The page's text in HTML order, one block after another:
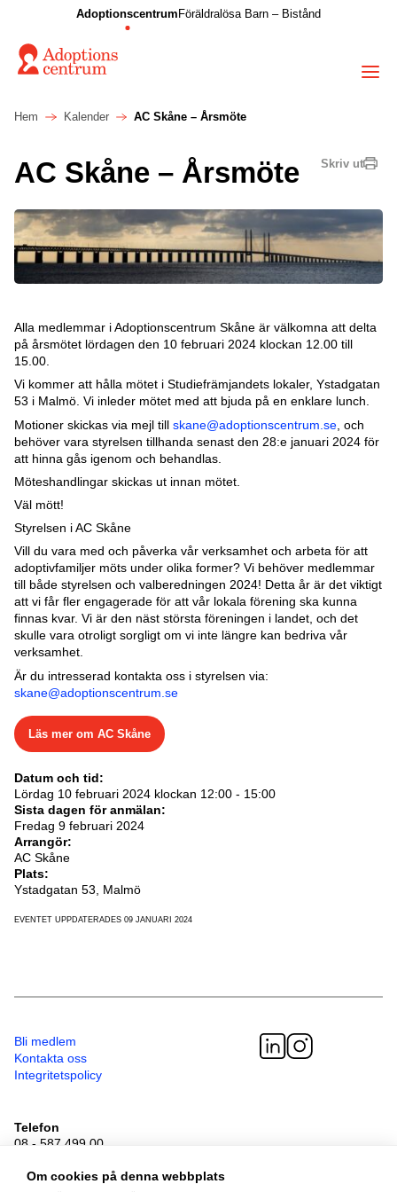
Adoptionscentrum Föräldralösa Barn – Bistånd
Hem Kalender AC Skåne – Årsmöte
Skriv ut
AC Skåne – Årsmöte
Alla medlemmar i Adoptionscentrum Skåne är välkomna att delta
på årsmötet lördagen den 10 februari 2024 klockan 12.00 till
15.00.
Vi kommer att hålla mötet i Studiefrämjandets lokaler, Ystadgatan
53 i Malmö. Vi inleder mötet med att bjuda på en enklare lunch.
Motioner skickas via mejl till skane@adoptionscentrum.se , och
behöver vara styrelsen tillhanda senast den 28:e januari 2024 för
att hinna gås igenom och behandlas.
Möteshandlingar skickas ut innan mötet.
Väl mött!
Styrelsen i AC Skåne
Vill du vara med och påverka vår verksamhet och arbeta för att
adoptivfamiljer möts under olika former? Vi behöver medlemmar
till både styrelsen och valberedningen 2024! Detta år är det viktigt
att vi får fler engagerade för att vår lokala förening ska kunna
finnas kvar. Vi är den näst största föreningen i landet, och det
skulle vara otroligt sorgligt om vi inte längre kan bedriva vår
verksamhet.
Är du intresserad kontakta oss i styrelsen via:
skane@adoptionscentrum.se
Läs mer om AC Skåne
Datum och tid:
Lördag 10 februari 2024 klockan 12:00 - 15:00
Sista dagen för anmälan:
Fredag 9 februari 2024
Arrangör:
AC Skåne
Plats:
Ystadgatan 53, Malmö
EVENTET UPPDATERADES 09 JANUARI 2024
Bli medlem
Kontakta oss
Integritetspolicy
Telefon
08 - 587 499 00
Sveavägen 41
Om cookies på denna webbplats